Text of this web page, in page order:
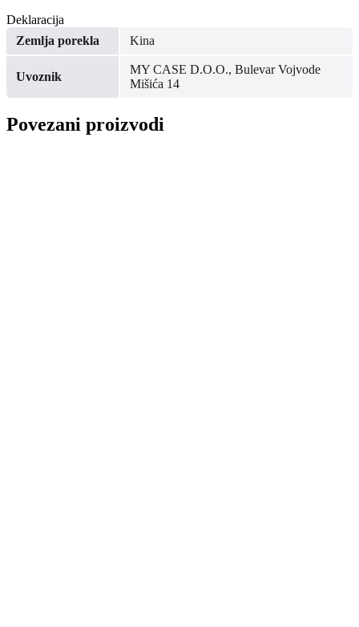
Deklaracija
Zemlja porekla
Kina
Uvoznik
MY CASE D.O.O., Bulevar Vojvode
Mišića 14
Povezani proizvodi